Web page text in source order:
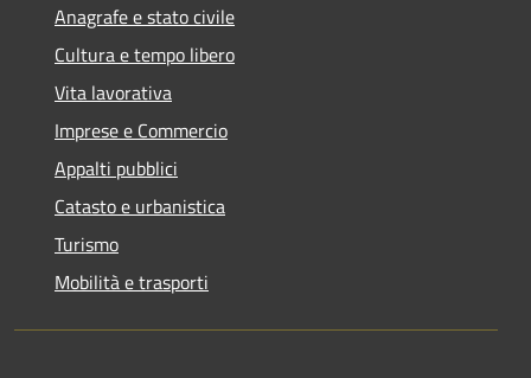
Anagrafe e stato civile
Cultura e tempo libero
Vita lavorativa
Imprese e Commercio
Appalti pubblici
Catasto e urbanistica
Turismo
Mobilità e trasporti